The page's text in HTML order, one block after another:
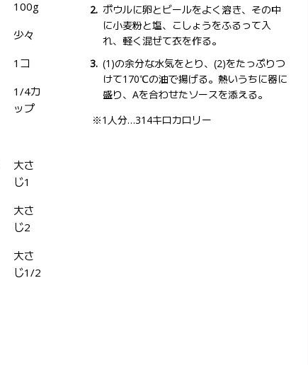
100g
少々
1コ
1/4カ
ップ
大さ
じ1
大さ
じ2
大さ
じ1/2
ボウルに卵とビールをよく溶き、その中
に小麦粉と塩、こしょうをふるって入
れ、軽く混ぜて衣を作る。
(1)の余分な水気をとり、(2)をたっぷりつ
けて170℃の油で揚げる。熱いうちに器に
盛り、Aを合わせたソースを添える。
※1人分…314キロカロリー